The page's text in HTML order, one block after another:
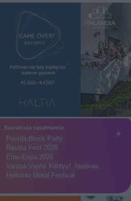
+
Suosittuja tapahtumia
Puotila Block Party
Rastila Fest 2026
Etno-Espa 2026
Vantaa Vauhti Kiihtyy! -festivaa…
Hellsinki Metal Festival